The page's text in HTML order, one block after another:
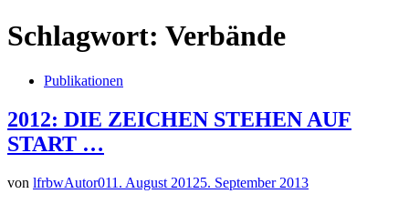
Schlagwort: Verbände
Publikationen
2012: DIE ZEICHEN STEHEN AUF
START …
von lfrbwAutor011. August 20125. September 2013